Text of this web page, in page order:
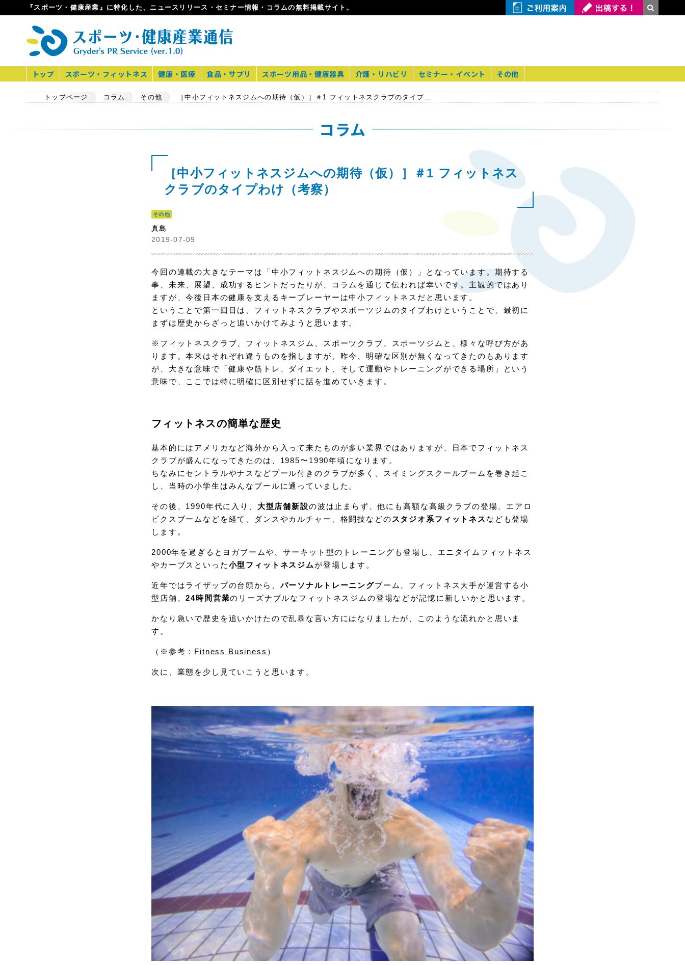
『スポーツ・健康産業』に特化した、ニュースリリース・セミナー情報・コラムの無料掲載サイト。
トップ スポーツ・フィットネス 健康・医療 食品・サプリ スポーツ用品・健康器具 介護・リハビリ セミナー・イベント その他
トップページ コラム その他 ［中小フィットネスジムへの期待（仮）］＃1 フィットネスクラブのタイプわけ（考察）
コラム
［中小フィットネスジムへの期待（仮）］＃1 フィットネス
クラブのタイプわけ（考察）
その他
真島
2019-07-09
今回の連載の大きなテーマは「中小フィットネスジムへの期待（仮）」となっています。期待する
事、未来、展望、成功するヒントだったりが、コラムを通じて伝われば幸いです。主観的ではあり
ますが、今後日本の健康を支えるキープレーヤーは中小フィットネスだと思います。
ということで第一回目は、フィットネスクラブやスポーツジムのタイプわけということで、最初に
まずは歴史からざっと追いかけてみようと思います。
※フィットネスクラブ、フィットネスジム、スポーツクラブ、スポーツジムと、様々な呼び方があ
ります。本来はそれぞれ違うものを指しますが、昨今、明確な区別が無くなってきたのもあります
が、大きな意味で「健康や筋トレ、ダイエット、そして運動やトレーニングができる場所」という
意味で、ここでは特に明確に区別せずに話を進めていきます。
フィットネスの簡単な歴史
基本的にはアメリカなど海外から入って来たものが多い業界ではありますが、日本でフィットネス
クラブが盛んになってきたのは、1985〜1990年頃になります。
ちなみにセントラルやナスなどプール付きのクラブが多く、スイミングスクールブームを巻き起こ
し、当時の小学生はみんなプールに通っていました。
その後、1990年代に入り、 大型店舗新設の波は止まらず、他にも高額な高級クラブの登場、エアロ
ビクスブームなどを経て、ダンスやカルチャー、格闘技などの スタジオ系フィットネス なども登場
します。
2000年を過ぎるとヨガブームや、サーキット型のトレーニングも登場し、エニタイムフィットネス
やカーブスといった 小型フィットネスジム が登場します。
近年ではライザップの台頭から、パーソナルトレーニングブーム、フィットネス大手が運営する小
型店舗、24時間営業のリーズナブルなフィットネスジムの登場などが記憶に新しいかと思います。
かなり急いで歴史を追いかけたので乱暴な言い方にはなりましたが、このような流れかと思いま
す。
（※参考： Fitness Business ）
次に、業態を少し見ていこうと思います。